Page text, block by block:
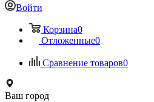
Войти
Корзина0
Отложенные0
Сравнение товаров0
Ваш город